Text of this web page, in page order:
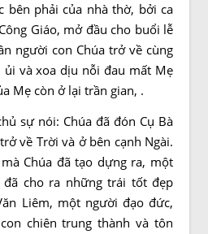
bên phải của nhà thờ, bởi ca
Giáo, mở đầu cho buổi lễ
người con Chúa trở về cùng
ủi và xoa dịu nỗi đau mất Mẹ
Mẹ còn ở lại trần gian, .
sự nói: Chúa đã đón Cụ Bà
về Trời và ở bên cạnh Ngài.
Chúa đã tạo dựng ra, một
đã cho ra những trái tốt đẹp
Liêm, một người đạo đức,
chiên trung thành và tôn